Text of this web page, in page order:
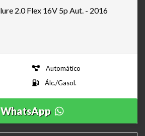
Allure 2.0 Flex 16V 5p Aut. - 2016
Automático
Álc./Gasol.
WhatsApp